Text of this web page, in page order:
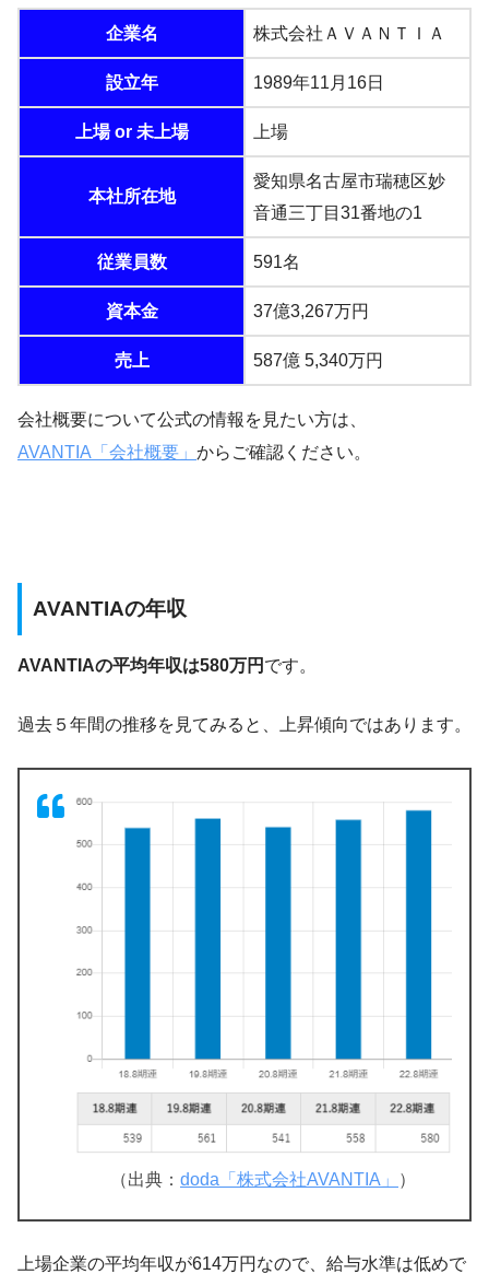
企業名 株式会社ＡＶＡＮＴＩＡ
設立年 1989年11月16日
上場 or 未上場 上場
本社所在地
愛知県名古屋市瑞穂区妙
音通三丁目31番地の1
従業員数 591名
資本金 37億3,267万円
売上 587億 5,340万円
会社概要について公式の情報を見たい方は、
AVANTIA「会社概要」 からご確認ください。
AVANTIAの年収
AVANTIAの平均年収は580万円 です。
過去５年間の推移を見てみると、上昇傾向ではあります。
（出典： doda「株式会社AVANTIA」 ）
上場企業の平均年収が614万円なので、給与水準は低めで